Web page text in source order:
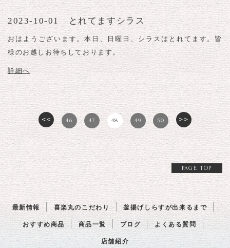
2023-10-01 とれてますシラス
おはようございます。本日、日曜日、シラスはとれてます。皆
様のお越しお待ちしております。
詳細へ
<< 46 47 48 49 50 >>
PAGE TOP
最新情報 喜楽丸のこだわり 釜揚げしらすが出来るまで
おすすめ商品 商品一覧 ブログ よくある質問
店舗紹介